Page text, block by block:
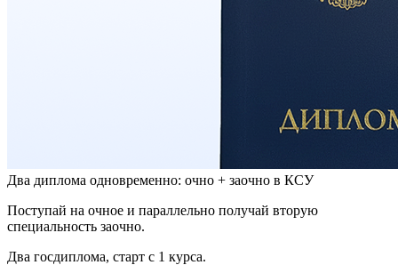
Два диплома одновременно: очно + заочно в КСУ
Поступай на очное и параллельно получай вторую
специальность заочно.
Два госдиплома, старт с 1 курса.